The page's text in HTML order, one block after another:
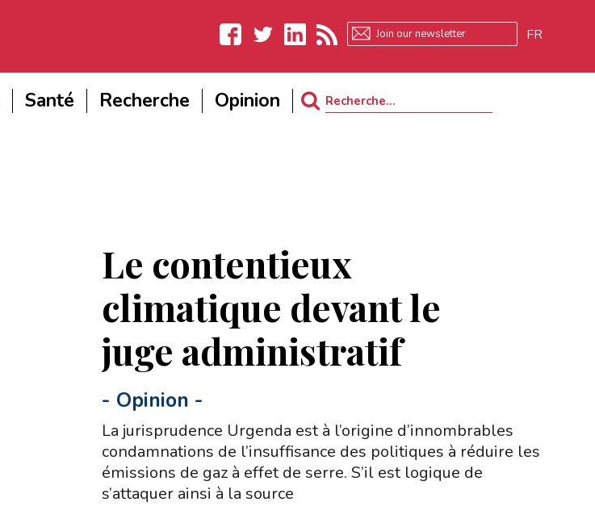
LinkedIn
FR
Santé Recherche Opinion
Search
Le contentieux
climatique devant le
juge administratif
- Opinion -
La jurisprudence Urgenda est à l’origine d’innombrables
condamnations de l’insuffisance des politiques à réduire les
émissions de gaz à effet de serre. S’il est logique de
s’attaquer ainsi à la source